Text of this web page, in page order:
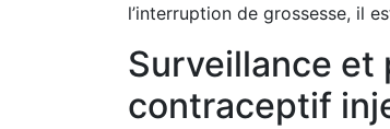
l’interruption de grossesse, il
Surveillance et
contraceptif